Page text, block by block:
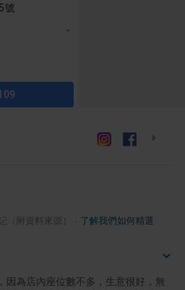
號
（附資料來源） 了解我們如何精選
因為店內座位數不多，生意很好，無